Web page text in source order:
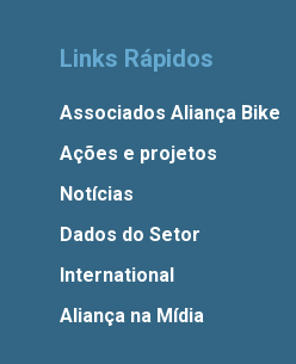
Links Rápidos
Associados Aliança Bike
Ações e projetos
Notícias
Dados do Setor
International
Aliança na Mídia